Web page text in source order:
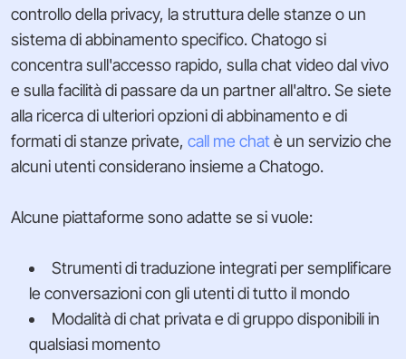
controllo della privacy, la struttura delle stanze o un
sistema di abbinamento specifico. Chatogo si
concentra sull'accesso rapido, sulla chat video dal vivo
e sulla facilità di passare da un partner all'altro. Se siete
alla ricerca di ulteriori opzioni di abbinamento e di
formati di stanze private, call me chatè un servizio che
alcuni utenti considerano insieme a Chatogo.
Alcune piattaforme sono adatte se si vuole:
Strumenti di traduzione integrati per semplificare
le conversazioni con gli utenti di tutto il mondo
Modalità di chat privata e di gruppo disponibili in
qualsiasi momento